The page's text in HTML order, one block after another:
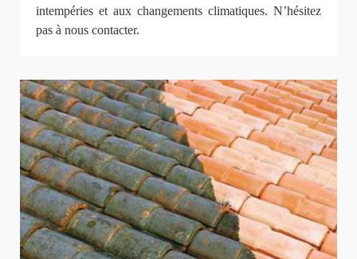
intempéries et aux changements climatiques. N’hésitez
pas à nous contacter.